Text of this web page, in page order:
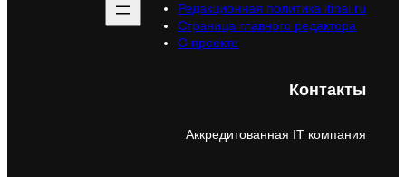
Редакционная политика itinai.ru
Страница главного редактора
О проекте
Контакты
Аккредитованная IT компания